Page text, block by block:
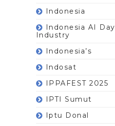
Indonesia
Indonesia AI
Industry
Indonesia’s
Indosat
IPPAFEST 2025
IPTI Sumut
Iptu Donal